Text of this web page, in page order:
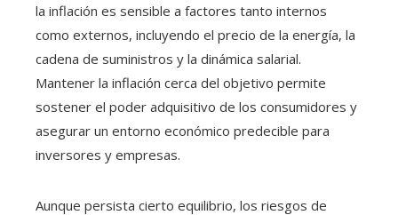
la inflación es sensible a factores tanto internos
como externos, incluyendo el precio de la energía, la
cadena de suministros y la dinámica salarial.
Mantener la inflación cerca del objetivo permite
sostener el poder adquisitivo de los consumidores y
asegurar un entorno económico predecible para
inversores y empresas.
Aunque persista cierto equilibrio, los riesgos de